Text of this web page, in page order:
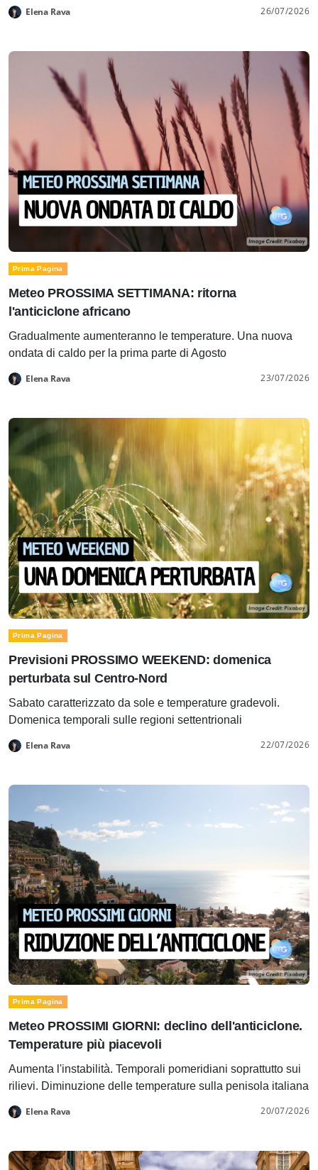
Elena Rava 26/07/2026
Prima Pagina
Meteo PROSSIMA SETTIMANA: ritorna
l'anticiclone africano
Gradualmente aumenteranno le temperature. Una nuova
ondata di caldo per la prima parte di Agosto
Elena Rava 23/07/2026
Prima Pagina
Previsioni PROSSIMO WEEKEND: domenica
perturbata sul Centro-Nord
Sabato caratterizzato da sole e temperature gradevoli.
Domenica temporali sulle regioni settentrionali
Elena Rava 22/07/2026
Prima Pagina
Meteo PROSSIMI GIORNI: declino dell'anticiclone.
Temperature più piacevoli
Aumenta l'instabilità. Temporali pomeridiani soprattutto sui
rilievi. Diminuzione delle temperature sulla penisola italiana
Elena Rava 20/07/2026